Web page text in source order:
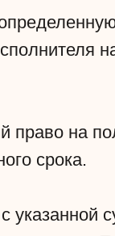
на
срока.
указанной